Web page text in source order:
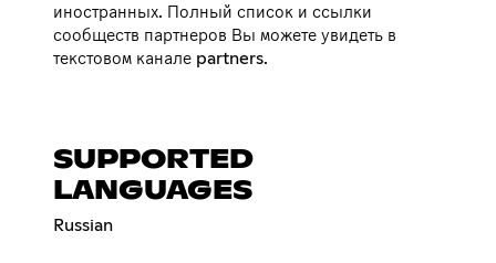
иностранных. Полный список и ссылки
сообществ партнеров Вы можете увидеть в
текстовом канале partners.
SUPPORTED
LANGUAGES
Russian